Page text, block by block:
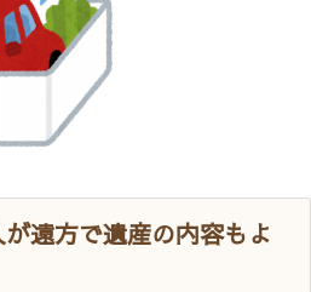
遠方で遺産の内容もよ